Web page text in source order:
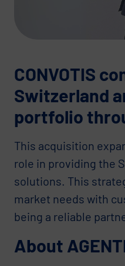
CONVOTIS
Switzerland
portfolio
This acquisition
role in providing the
solutions. This
market needs with
being a reliable
About